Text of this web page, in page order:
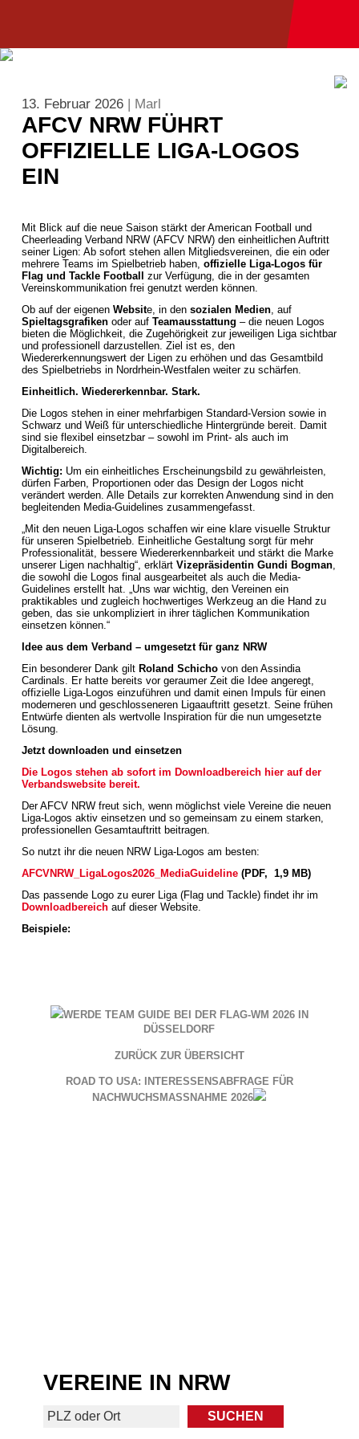
13. Februar 2026 | Marl
AFCV NRW FÜHRT
OFFIZIELLE LIGA-LOGOS
EIN
Mit Blick auf die neue Saison stärkt der American Football und
Cheerleading Verband NRW (AFCV NRW) den einheitlichen Auftritt
seiner Ligen: Ab sofort stehen allen Mitgliedsvereinen, die ein oder
mehrere Teams im Spielbetrieb haben, offizielle Liga-Logos für
Flag und Tackle Football
zur Verfügung, die in der gesamten
Vereinskommunikation frei genutzt werden können.
Ob auf der eigenen Website, in den sozialen Medien, auf
Spieltagsgrafikenoder auf Teamausstattung – die neuen Logos
bieten die Möglichkeit, die Zugehörigkeit zur jeweiligen Liga sichtbar
und professionell darzustellen. Ziel ist es, den
Wiedererkennungswert der Ligen zu erhöhen und das Gesamtbild
des Spielbetriebs in Nordrhein-Westfalen weiter zu schärfen.
Einheitlich. Wiedererkennbar. Stark.
Die Logos stehen in einer mehrfarbigen Standard-Version sowie in
Schwarz und Weiß für unterschiedliche Hintergründe bereit. Damit
sind sie flexibel einsetzbar – sowohl im Print- als auch im
Digitalbereich.
Wichtig: Um ein einheitliches Erscheinungsbild zu gewährleisten,
dürfen Farben, Proportionen oder das Design der Logos nicht
verändert werden. Alle Details zur korrekten Anwendung sind in den
begleitenden Media-Guidelines zusammengefasst.
„Mit den neuen Liga-Logos schaffen wir eine klare visuelle Struktur
für unseren Spielbetrieb. Einheitliche Gestaltung sorgt für mehr
Professionalität, bessere Wiedererkennbarkeit und stärkt die Marke
unserer Ligen nachhaltig“, erklärt Vizepräsidentin Gundi Bogman,
die sowohl die Logos final ausgearbeitet als auch die Media-
Guidelines erstellt hat. „Uns war wichtig, den Vereinen ein
praktikables und zugleich hochwertiges Werkzeug an die Hand zu
geben, das sie unkompliziert in ihrer täglichen Kommunikation
einsetzen können.“
Idee aus dem Verband – umgesetzt für ganz NRW
Ein besonderer Dank gilt Roland Schichovon den Assindia
Cardinals. Er hatte bereits vor geraumer Zeit die Idee angeregt,
offizielle Liga-Logos einzuführen und damit einen Impuls für einen
moderneren und geschlosseneren Ligaauftritt gesetzt. Seine frühen
Entwürfe dienten als wertvolle Inspiration für die nun umgesetzte
Lösung.
Jetzt downloaden und einsetzen
Die Logos stehen ab sofort im Downloadbereich hier auf der
Verbandswebsite bereit.
Der AFCV NRW freut sich, wenn möglichst viele Vereine die neuen
Liga-Logos aktiv einsetzen und so gemeinsam zu einem starken,
professionellen Gesamtauftritt beitragen.
So nutzt ihr die neuen NRW Liga-Logos am besten:
AFCVNRW_LigaLogos2026_MediaGuideline (PDF, 1,9 MB)
Das passende Logo zu eurer Liga (Flag und Tackle) findet ihr im
Downloadbereich auf dieser Website.
Beispiele:
WERDE TEAM GUIDE BEI DER FLAG-WM 2026 IN
DÜSSELDORF
ZURÜCK ZUR ÜBERSICHT
ROAD TO USA: INTERESSENSABFRAGE FÜR
NACHWUCHSMASSNAHME 2026
VEREINE IN NRW